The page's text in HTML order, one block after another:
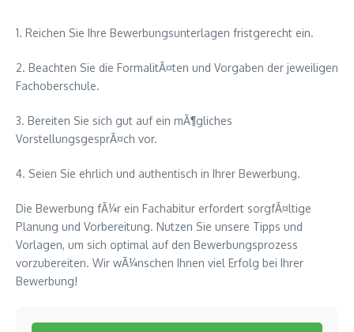
1. Reichen Sie Ihre Bewerbungsunterlagen fristgerecht ein.
2. Beachten Sie die FormalitÃ¤ten und Vorgaben der jeweiligen
Fachoberschule.
3. Bereiten Sie sich gut auf ein mÃ¶gliches
VorstellungsgesprÃ¤ch vor.
4. Seien Sie ehrlich und authentisch in Ihrer Bewerbung.
Die Bewerbung fÃ¼r ein Fachabitur erfordert sorgfÃ¤ltige
Planung und Vorbereitung. Nutzen Sie unsere Tipps und
Vorlagen, um sich optimal auf den Bewerbungsprozess
vorzubereiten. Wir wÃ¼nschen Ihnen viel Erfolg bei Ihrer
Bewerbung!